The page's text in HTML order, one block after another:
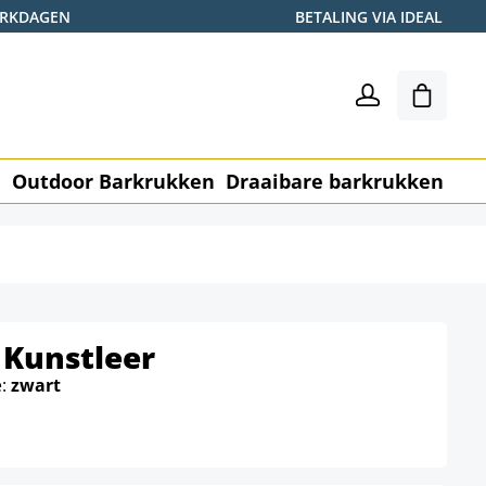
BETALING VIA IDEAL
Outdoor Barkrukken Draaibare barkrukken
zwart